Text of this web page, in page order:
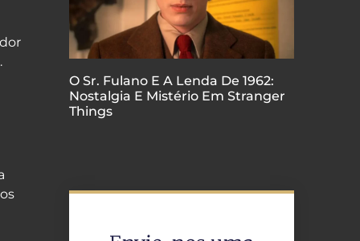
O Sr. Fulano E A Lenda De 1962:
Nostalgia E Mistério Em Stranger
Things